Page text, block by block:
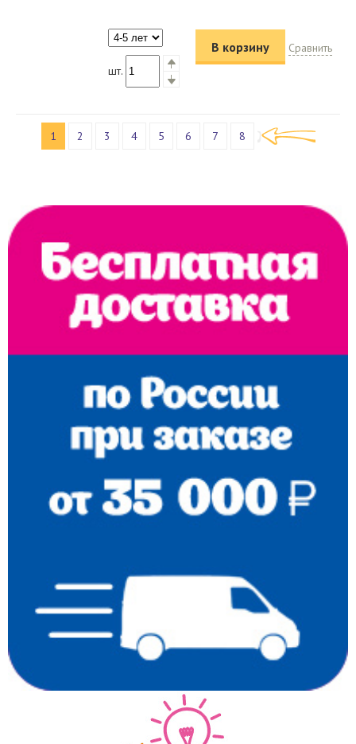
шт.
В корзину Сравнить
1 2 3 4 5 6 7 8